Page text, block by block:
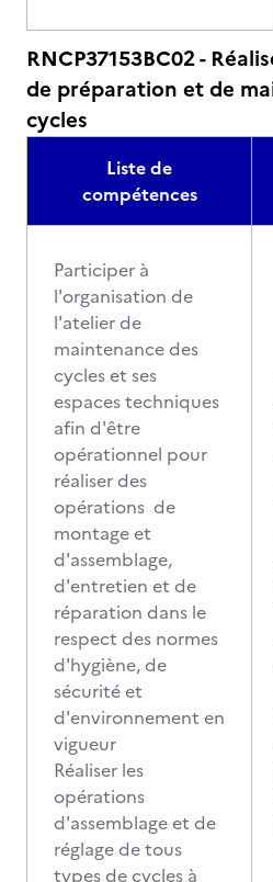
RNCP37153BC02 -
de préparation et de
cycles
Liste de
compétences
Participer à
l'organisation de
l'atelier de
maintenance des
cycles et ses
espaces techniques
afin d'être
opérationnel pour
réaliser des
opérations de
montage et
d'assemblage,
d'entretien et de
réparation dans le
respect des normes
d'hygiène, de
sécurité et
d'environnement en
vigueur
Réaliser les
opérations
d'assemblage et de
réglage de tous
types de cycles à